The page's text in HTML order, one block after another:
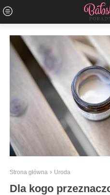
Strona główna Uroda
Dla kogo